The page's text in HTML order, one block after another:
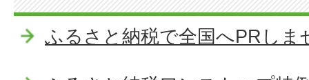
ふるさと納税で全国へPRしま